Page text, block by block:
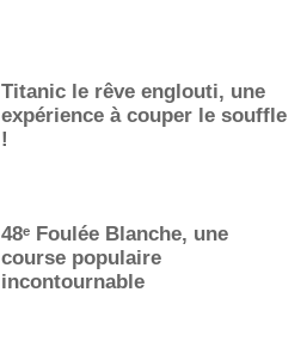
Titanic le rêve englouti, une
expérience à couper le souffle
!
48ᵉ Foulée Blanche, une
course populaire
incontournable